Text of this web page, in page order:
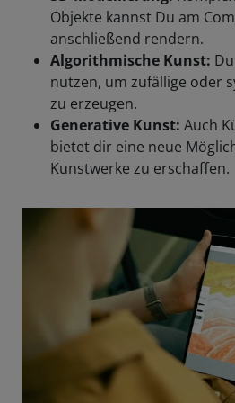
Objekte kannst Du am
anschließend rendern.
Algorithmische Kunst:
nutzen, um zufällige oder
zu erzeugen.
Generative Kunst: Auch
bietet dir eine neue
Kunstwerke zu erschaffen.